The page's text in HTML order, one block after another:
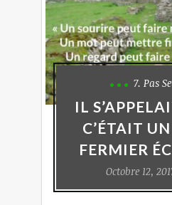
7. Pas
IL
C’ÉTAIT
FERMIER
Octobre 12,